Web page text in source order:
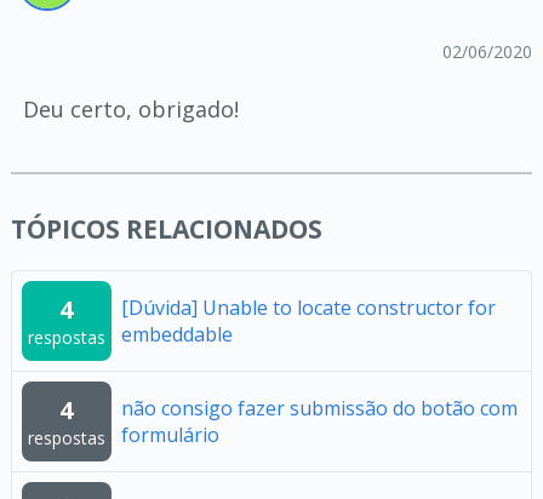
02/06/2020
Deu certo, obrigado!
TÓPICOS RELACIONADOS
4
respostas
[Dúvida] Unable to locate constructor for
embeddable
4
respostas
não consigo fazer submissão do botão com
formulário